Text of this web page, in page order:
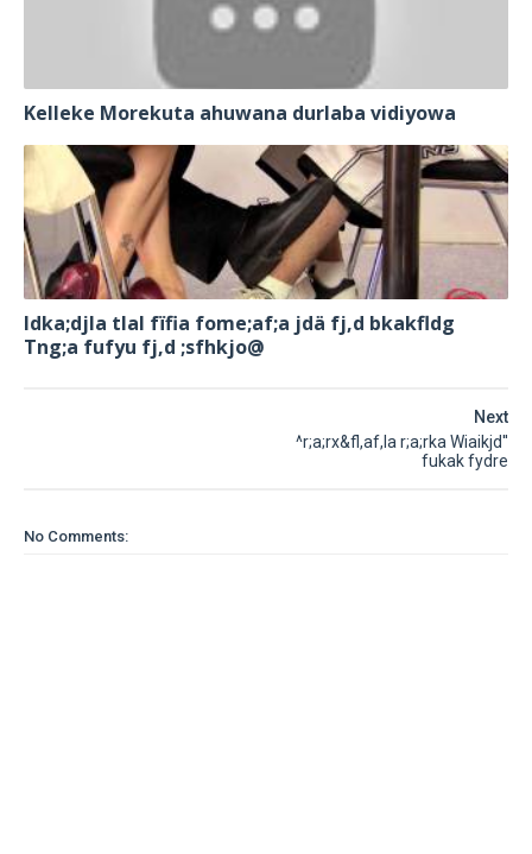
Kelleke Morekuta ahuwana durlaba vidiyowa
ldka;djla tlal fïfia fome;af;a jdä fj,d bkakfldg
Tng;a fufyu fj,d ;sfhkjo@
Next
^r;a;rx&fl,af,la r;a;rka Wiaikjd''
fukak fydre
No Comments: